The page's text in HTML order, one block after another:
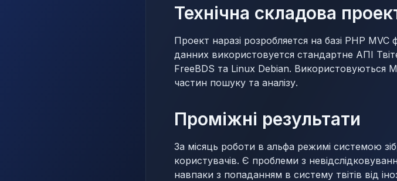
Технічна складова
Проект наразі розробляется на базі PHP
данних використовуется стандартне АПІ
FreeBDS та Linux Debian. Використовуються
частин пошуку та аналізу.
Проміжні результати
За місяць роботи в альфа режимі системою
користувачів. Є проблеми з
навпаки з попаданням в систему твітів від